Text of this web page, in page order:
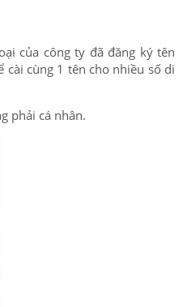
của công ty đã đăng ký tên
cùng 1 tên cho nhiều số di
phải cá nhân.